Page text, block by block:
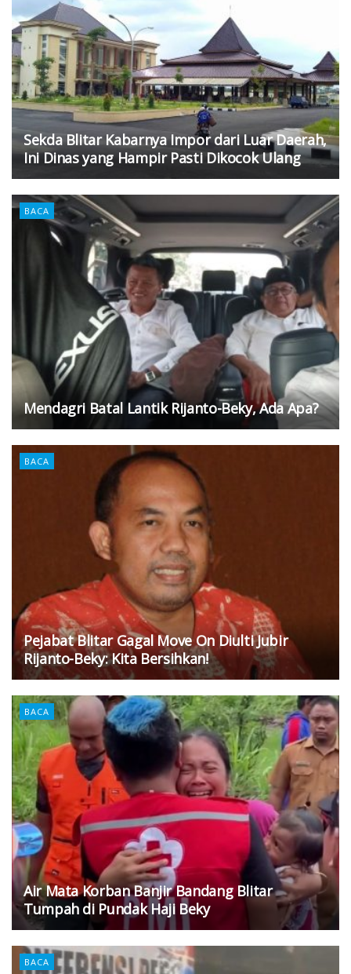
Sekda Blitar Kabarnya Impor dari Luar Daerah,
Ini Dinas yang Hampir Pasti Dikocok Ulang
BACA
Mendagri Batal Lantik Rijanto-Beky, Ada Apa?
BACA
Pejabat Blitar Gagal Move On Diulti Jubir
Rijanto-Beky: Kita Bersihkan!
BACA
Air Mata Korban Banjir Bandang Blitar
Tumpah di Pundak Haji Beky
BACA